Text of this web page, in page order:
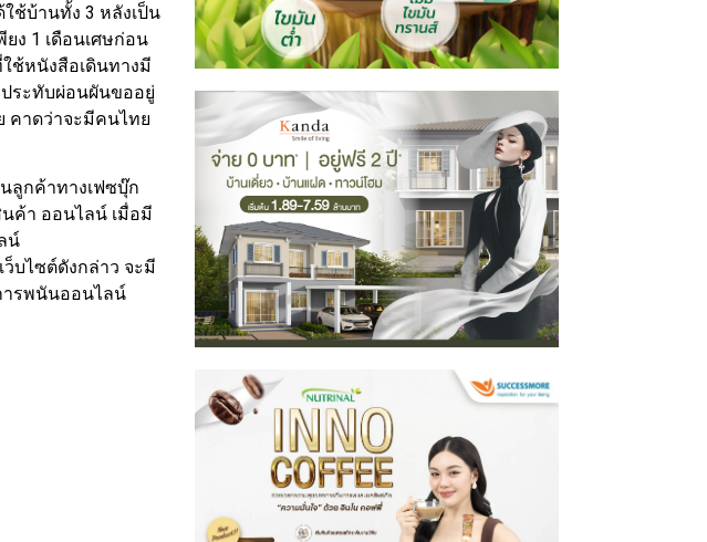
ช้บ้านทั้ง 3 หลังเป็น
ง 1 เดือนเศษก่อน
ช้หนังสือเดินทางมี
ระทับผ่อนผันขออยู่
คาดว่าจะมีคนไทย
ลูกค้าทางเฟซบุ๊ก
ค้า ออนไลน์ เมื่อมี
น์
บไซต์ดังกล่าว จะมี
ารพนันออนไลน์